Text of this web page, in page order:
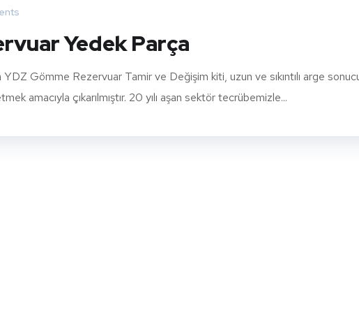
Yedek Parça
Gömme Rezervuar Tamir ve Değişim kiti, uzun ve sıkıntılı arge
amacıyla çıkarılmıştır. 20 yılı aşan sektör tecrübemizle...